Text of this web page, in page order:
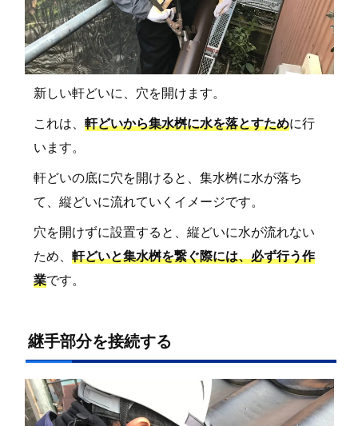
新しい軒どいに、穴を開けます。
これは、 軒どいから集水桝に水を落とすために行
います。
軒どいの底に穴を開けると、集水桝に水が落ち
て、縦どいに流れていくイメージです。
穴を開けずに設置すると、縦どいに水が流れない
ため、 軒どいと集水桝を繋ぐ際には、必ず行う作
業です。
継手部分を接続する